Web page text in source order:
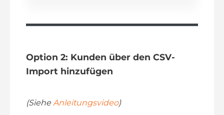
y
V
i
d
Option 2: Kunden über den CSV-
Import hinzufügen
(Siehe Anleitungsvideo)